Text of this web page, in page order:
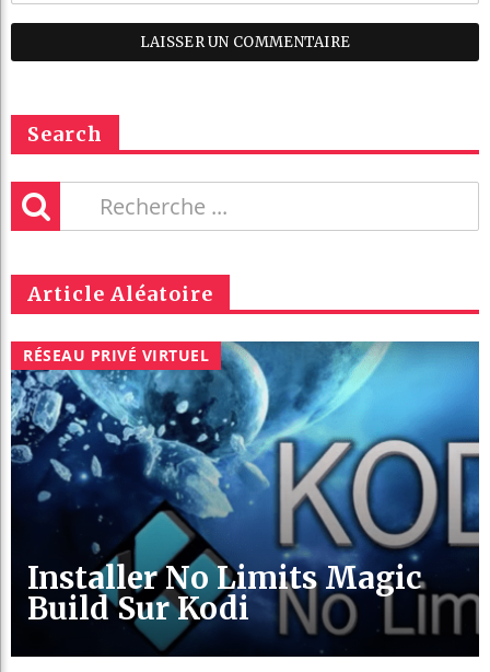
Search
Article Aléatoire
RÉSEAU PRIVÉ VIRTUEL
Installer No Limits Magic
Build Sur Kodi